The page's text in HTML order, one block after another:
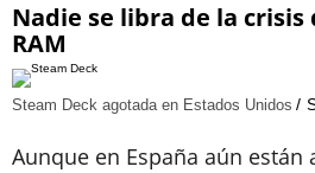
Nadie se libra de la
RAM
Steam Deck agotada en Estados Unidos
Aunque en España aún están